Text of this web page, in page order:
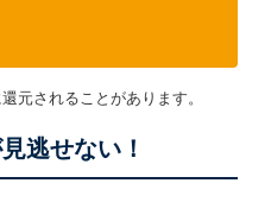
元されることがあります。
逃せない！